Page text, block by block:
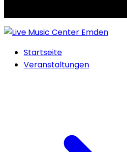
Startseite
Veranstaltungen